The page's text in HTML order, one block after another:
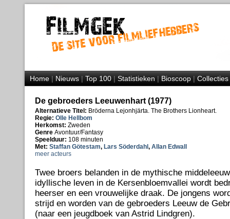
Home|Nieuws|Top 100|Statistieken|Bioscoop|Collecties
De gebroeders Leeuwenhart (1977)
Alternatieve Titel: Bröderna Lejonhjärta. The Brothers Lionheart.
Regie: Olle Hellbom
Herkomst: Zweden
Genre Avontuur/Fantasy
Speelduur: 108 minuten
Met: Staffan Götestam, Lars Söderdahl , Allan Edwall
meer acteurs
Twee broers belanden in de mythische
idyllische leven in de Kersenbloemvallei wordt
heerser en een vrouwelijke draak. De jongens
strijd en worden van de gebroeders Leeuw de
(naar een jeugdboek van Astrid Lindgren).